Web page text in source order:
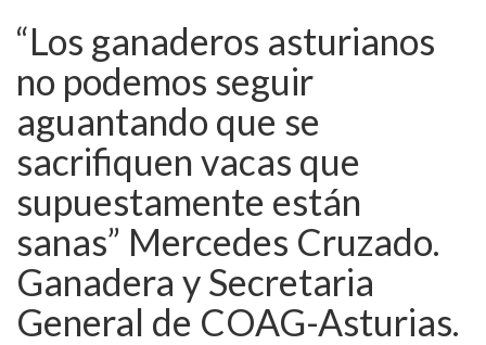
“Los ganaderos asturianos
no podemos seguir
aguantando que se
sacrifiquen vacas que
supuestamente están
sanas” Mercedes Cruzado.
Ganadera y Secretaria
General de COAG-Asturias.